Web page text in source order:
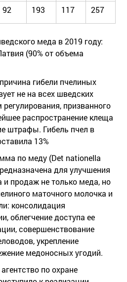
92 193 117 257
меда в 2019 году:
(90% от объема
гибели пчелиных
не на всех шведских
призванного
распространение клеща
штрафы. Гибель пчел в
13%
по меду (Det nationella
для улучшения
и продаж не только меда, но
маточного молочка и
консолидация
облегчение доступа ее
совершенствование
укрепление
медоносных угодий.
по охране